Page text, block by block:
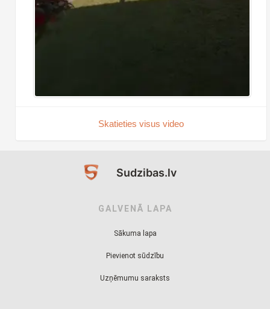
Skatieties visus video
Sudzibas.lv
GALVENĀ LAPA
Sākuma lapa
Pievienot sūdzību
Uzņēmumu saraksts